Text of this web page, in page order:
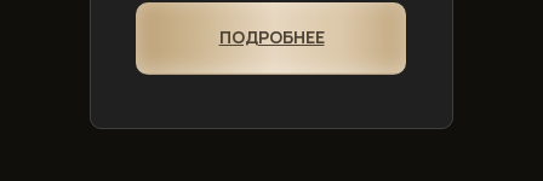
ПОДРОБНЕЕ